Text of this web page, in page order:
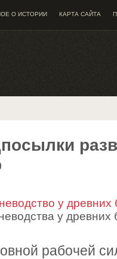
О ИСТОРИИ КАРТА САЙТА
у древних
у древних
рабочей